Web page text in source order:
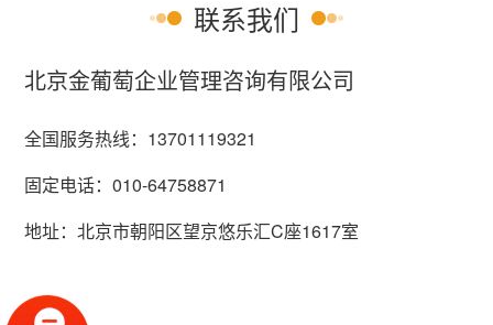
联系我们
北京金葡萄企业管理咨询有限公司
全国服务热线： 13701119321
固定电话：010-64758871
地址：北京市朝阳区望京悠乐汇C座1617室